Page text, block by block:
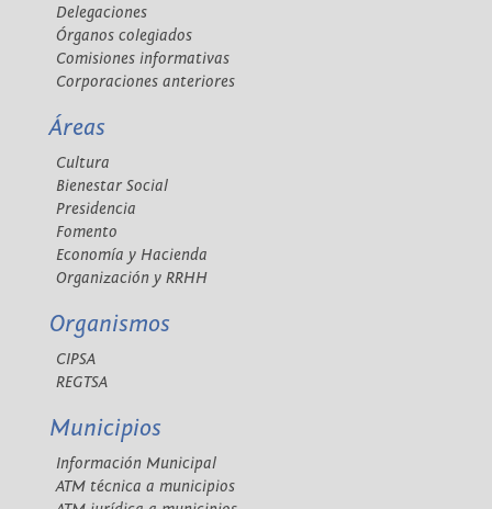
Delegaciones
Órganos colegiados
Comisiones informativas
Corporaciones anteriores
Áreas
Cultura
Bienestar Social
Presidencia
Fomento
Economía y Hacienda
Organización y RRHH
Organismos
CIPSA
REGTSA
Municipios
Información Municipal
ATM técnica a municipios